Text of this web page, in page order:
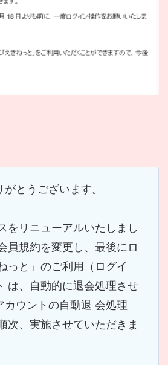
とうございます。
をリニューアルいたしまし
員規約を変更し、最後にロ
っと」のご利用（ログイ
は、自動的に退会処理させ
ウントの自動退 会処理
次、実施させていただきま